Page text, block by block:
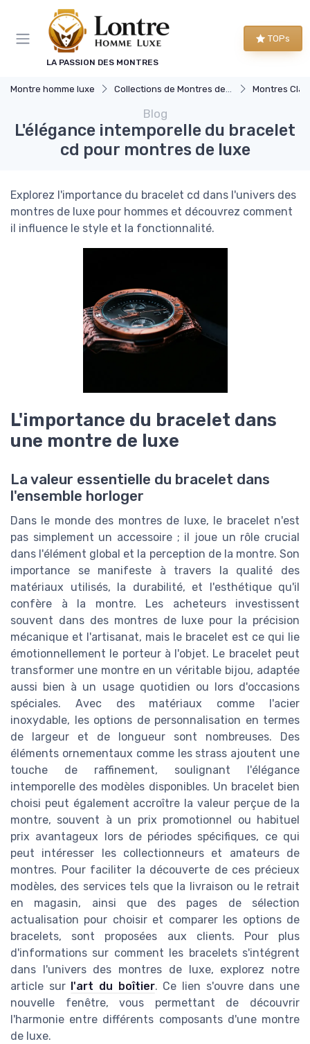
LA PASSION DES MONTRES
TOPs
Montre homme luxe Collections de Montres de Luxe Montres
Blog
L'élégance intemporelle du bracelet
cd pour montres de luxe
Explorez l'importance du bracelet cd dans l'univers des
montres de luxe pour hommes et découvrez comment
il influence le style et la fonctionnalité.
L'importance du bracelet dans
une montre de luxe
La valeur essentielle du bracelet dans
l'ensemble horloger
Dans le monde des montres de luxe, le bracelet n'est
pas simplement un accessoire ; il joue un rôle crucial
dans l'élément global et la perception de la montre. Son
importance se manifeste à travers la qualité des
matériaux utilisés, la durabilité, et l'esthétique qu'il
confère à la montre. Les acheteurs investissent
souvent dans des montres de luxe pour la précision
mécanique et l'artisanat, mais le bracelet est ce qui lie
émotionnellement le porteur à l'objet. Le bracelet peut
transformer une montre en un véritable bijou, adaptée
aussi bien à un usage quotidien ou lors d'occasions
spéciales. Avec des matériaux comme l'acier
inoxydable, les options de personnalisation en termes
de largeur et de longueur sont nombreuses. Des
éléments ornementaux comme les strass ajoutent une
touche de raffinement, soulignant l'élégance
intemporelle des modèles disponibles. Un bracelet bien
choisi peut également accroître la valeur perçue de la
montre, souvent à un prix promotionnel ou habituel
prix avantageux lors de périodes spécifiques, ce qui
peut intéresser les collectionneurs et amateurs de
montres. Pour faciliter la découverte de ces précieux
modèles, des services tels que la livraison ou le retrait
en magasin, ainsi que des pages de sélection
actualisation pour choisir et comparer les options de
bracelets, sont proposées aux clients. Pour plus
d'informations sur comment les bracelets s'intégrent
dans l'univers des montres de luxe, explorez notre
article sur l'art du boîtier. Ce lien s'ouvre dans une
nouvelle fenêtre, vous permettant de découvrir
l'harmonie entre différents composants d'une montre
de luxe.
Panneau de gestion des cookies